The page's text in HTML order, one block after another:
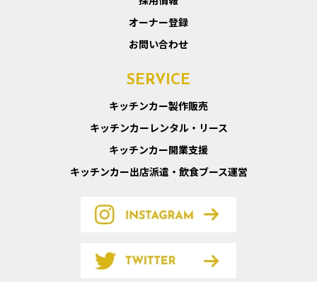
オーナー登録
お問い合わせ
SERVICE
キッチンカー製作販売
キッチンカーレンタル・リース
キッチンカー開業支援
キッチンカー出店派遣・飲食ブース運営